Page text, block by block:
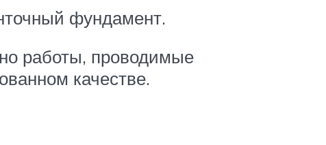
фундамент.
работы, проводимые
качестве.